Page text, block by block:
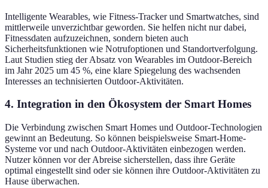
Intelligente Wearables, wie Fitness-Tracker und Smartwatches, sind
mittlerweile unverzichtbar geworden. Sie helfen nicht nur dabei,
Fitnessdaten aufzuzeichnen, sondern bieten auch
Sicherheitsfunktionen wie Notrufoptionen und Standortverfolgung.
Laut Studien stieg der Absatz von Wearables im Outdoor-Bereich
im Jahr 2025 um 45 %, eine klare Spiegelung des wachsenden
Interesses an technisierten Outdoor-Aktivitäten.
4. Integration in den Ökosystem der Smart Homes
Die Verbindung zwischen Smart Homes und Outdoor-Technologien
gewinnt an Bedeutung. So können beispielsweise Smart-Home-
Systeme vor und nach Outdoor-Aktivitäten einbezogen werden.
Nutzer können vor der Abreise sicherstellen, dass ihre Geräte
optimal eingestellt sind oder sie können ihre Outdoor-Aktivitäten zu
Hause überwachen.